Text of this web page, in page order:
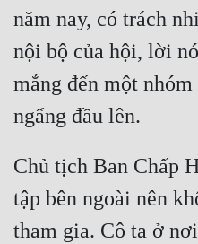
năm nay, có trách
nội bộ của hội, lời
mắng đến một
ngẩng đầu lên.
Chủ tịch Ban Chấp
tập bên ngoài nên
tham gia. Cô ta ở